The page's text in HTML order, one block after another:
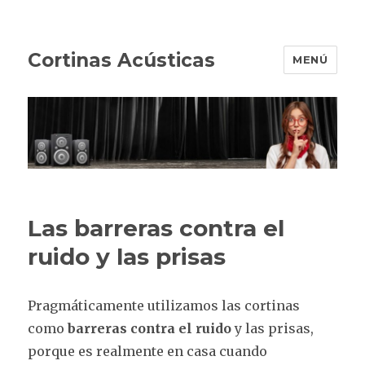
Cortinas Acústicas MENÚ
Las barreras contra el
ruido y las prisas
Pragmáticamente utilizamos las cortinas
comobarreras contra el ruidoy las prisas,
porque es realmente en casa cuando